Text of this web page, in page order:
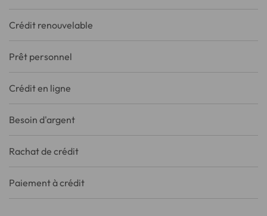
Crédit renouvelable
Prêt personnel
Crédit en ligne
Besoin d'argent
Rachat de crédit
Paiement à crédit